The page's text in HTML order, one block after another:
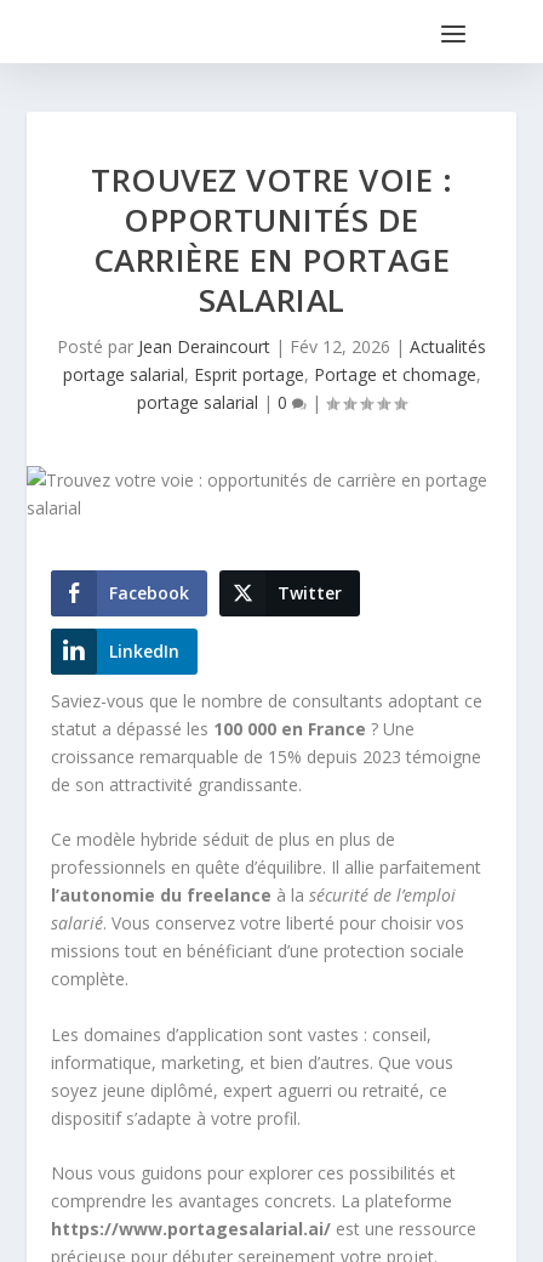
TROUVEZ VOTRE VOIE :
OPPORTUNITÉS DE
CARRIÈRE EN PORTAGE
SALARIAL
Posté par Jean Deraincourt | Fév 12, 2026 | Actualités
portage salarial, Esprit portage, Portage et chomage,
portage salarial | 0 |
Facebook Twitter
LinkedIn
Saviez-vous que le nombre de consultants adoptant ce
statut a dépassé les 100 000 en France ? Une
croissance remarquable de 15% depuis 2023 témoigne
de son attractivité grandissante.
Ce modèle hybride séduit de plus en plus de
professionnels en quête d’équilibre. Il allie parfaitement
l’autonomie du freelance à lasécurité de l’emploi
salarié. Vous conservez votre liberté pour choisir vos
missions tout en bénéficiant d’une protection sociale
complète.
Les domaines d’application sont vastes : conseil,
informatique, marketing, et bien d’autres. Que vous
soyez jeune diplômé, expert aguerri ou retraité, ce
dispositif s’adapte à votre profil.
Nous vous guidons pour explorer ces possibilités et
comprendre les avantages concrets. La plateforme
https://www.portagesalarial.ai/ est une ressource
précieuse pour débuter sereinement votre projet.